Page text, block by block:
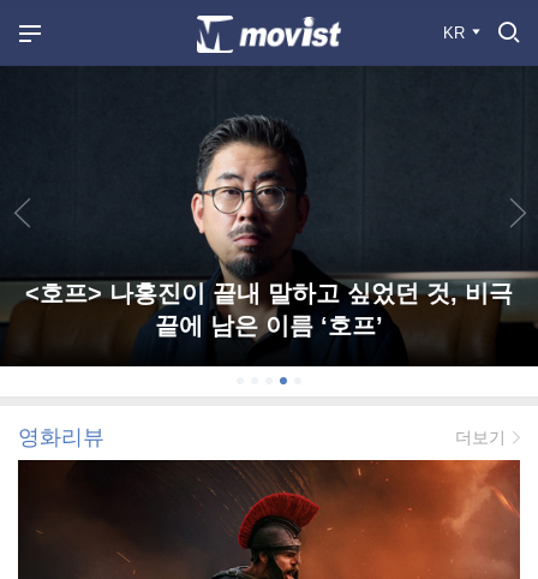
KR
<호프> 나홍진이 끝내 말하고 싶었던 것, 비극
끝에 남은 이름 ‘호프’
영화리뷰 더보기